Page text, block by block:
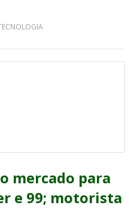
mercado para
e 99; motorista